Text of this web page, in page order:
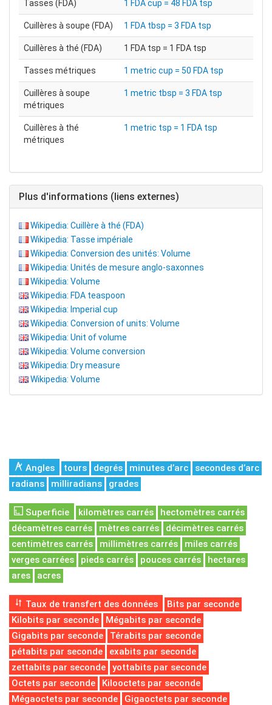
Tasses (FDA) 1 FDA cup = 48 FDA tsp
Cuillères à soupe (FDA) 1 FDA tbsp = 3 FDA tsp
Cuillères à thé (FDA) 1 FDA tsp = 1 FDA tsp
Tasses métriques 1 metric cup = 50 FDA tsp
Cuillères à soupe
métriques
1 metric tbsp = 3 FDA tsp
Cuillères à thé
métriques
1 metric tsp = 1 FDA tsp
Plus d'informations (liens externes)
Wikipedia: Cuillère à thé (FDA)
Wikipedia: Tasse impériale
Wikipedia: Conversion des unités: Volume
Wikipedia: Unités de mesure anglo-saxonnes
Wikipedia: Volume
Wikipedia: FDA teaspoon
Wikipedia: Imperial cup
Wikipedia: Conversion of units: Volume
Wikipedia: Unit of volume
Wikipedia: Volume conversion
Wikipedia: Dry measure
Wikipedia: Volume
Angles tours degrés minutes d’arc
secondes d’arc
radians
milliradians grades
Superficie kilomètres carrés
hectomètres carrés
décamètres carrés
mètres carrés
décimètres carrés
centimètres carrés
millimètres carrés
miles carrés
verges carrées
pieds carrés pouces carrés
hectares
ares
acres
Taux de transfert des données
Bits par seconde
Kilobits par seconde
Mégabits par seconde
Gigabits par seconde
Térabits par seconde
pétabits par seconde
exabits par seconde
zettabits par seconde
yottabits par seconde
Octets par seconde
Kilooctets par seconde
Mégaoctets par seconde
Gigaoctets par seconde